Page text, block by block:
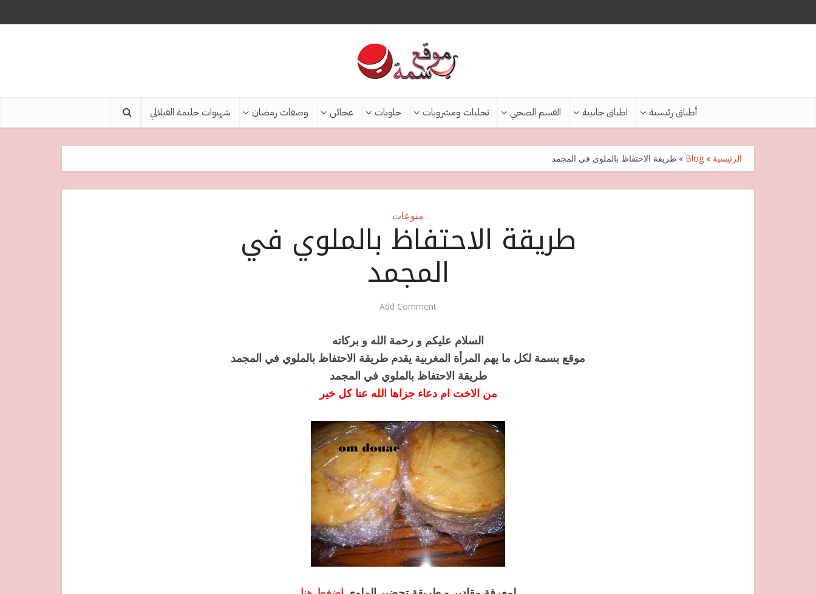
أطباق رئيسية اطباق جانبية القسم الصحي تحليات ومشروبات حلويات عجائن وصفات رمضان شهيوات حليمة الفيلالي
الرئيسية »
Blog
» طريقة الاحتفاظ بالملوي في المجمد
منوعات
طريقة الاحتفاظ بالملوي في
المجمد
Add Comment
السلام عليكم و رحمة الله و بركاته
موقع بسمة لكل ما يهم المرأة المغربية يقدم طريقة الاحتفاظ بالملوي في المجمد
طريقة الاحتفاظ بالملوي في المجمد
من الاخت ام دعاء جزاها الله عنا كل خير